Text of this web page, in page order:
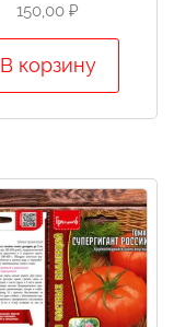
150,00₽
В корзину